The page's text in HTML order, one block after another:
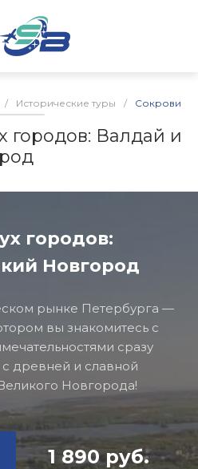
/ Исторические туры / Сокровища
городов: Валдай и
городов:
Новгород
рынке Петербурга —
вы знакомитесь с
сразу
древней и славной
Новгорода!
1 890 руб.